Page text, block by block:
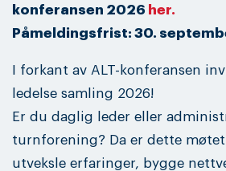
konferansen 2026 her.
Påmeldingsfrist: 30.
I forkant av ALT-konferansen
ledelse samling 2026!
Er du daglig leder eller
turnforening? Da er dette
utveksle erfaringer, bygge